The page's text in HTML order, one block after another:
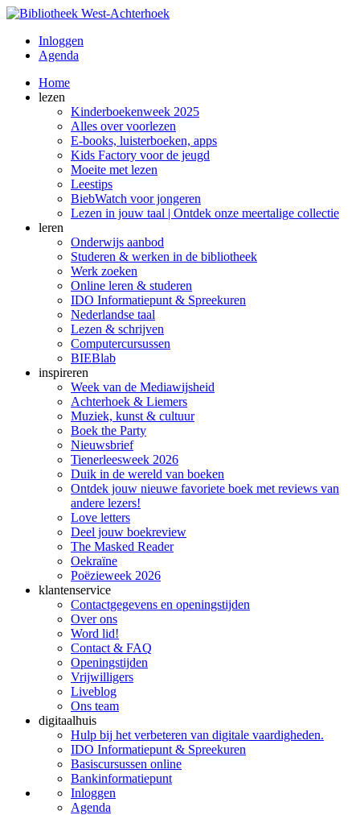
Inloggen
Agenda
Home
lezen
Kinderboekenweek 2025
Alles over voorlezen
E-books, luisterboeken, apps
Kids Factory voor de jeugd
Moeite met lezen
Leestips
BiebWatch voor jongeren
Lezen in jouw taal | Ontdek onze meertalige collectie
leren
Onderwijs aanbod
Studeren & werken in de bibliotheek
Werk zoeken
Online leren & studeren
IDO Informatiepunt & Spreekuren
Nederlandse taal
Lezen & schrijven
Computercursussen
BIEBlab
inspireren
Week van de Mediawijsheid
Achterhoek & Liemers
Muziek, kunst & cultuur
Boek the Party
Nieuwsbrief
Tienerleesweek 2026
Duik in de wereld van boeken
Ontdek jouw nieuwe favoriete boek met reviews van
andere lezers!
Love letters
Deel jouw boekreview
The Masked Reader
Oekraïne
Poëzieweek 2026
klantenservice
Contactgegevens en openingstijden
Over ons
Word lid!
Contact & FAQ
Openingstijden
Vrijwilligers
Liveblog
Ons team
digitaalhuis
Hulp bij het verbeteren van digitale vaardigheden.
IDO Informatiepunt & Spreekuren
Basiscursussen online
Bankinformatiepunt
Inloggen
Agenda